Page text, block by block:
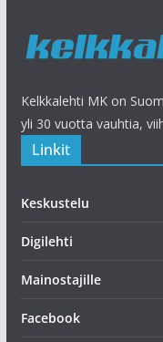
Kelkkalehti MK on
yli 30 vuotta vauhtia,
Linkit
Keskustelu
Digilehti
Mainostajille
Facebook